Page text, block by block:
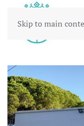
Skip to main